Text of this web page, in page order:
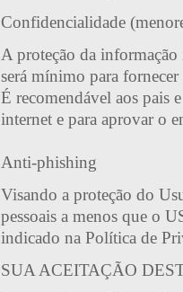
Confidencialidade
A proteção da
será mínimo para fornecer
É recomendável aos pais
internet e para aprovar o
Anti-phishing
Visando a proteção do
pessoais a menos que o
indicado na Política de
SUA ACEITAÇÃO